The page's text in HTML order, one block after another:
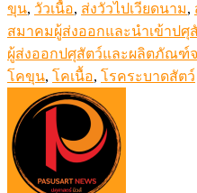
ขุน, วัวเนื้อ, ส่งวัวไปเวียดนาม,
สมาคมผู้ส่งออกและนำเข้าปศุ
ผู้ส่งออกปศุสัตว์และผลิตภัณฑ์
โคขุน, โคเนื้อ, โรคระบาดสัตว์